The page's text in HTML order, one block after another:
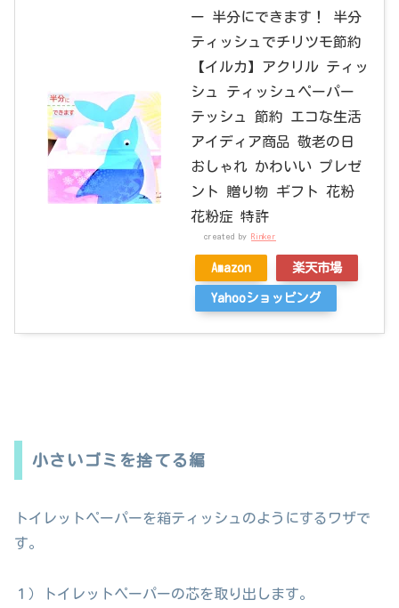
ー 半分にできます！ 半分
ティッシュでチリツモ節約
【イルカ】アクリル ティッ
シュ ティッシュペーパー
テッシュ 節約 エコな生活
アイディア商品 敬老の日
おしゃれ かわいい プレゼ
ント 贈り物 ギフト 花粉
花粉症 特許
created by Rinker
Amazon 楽天市場
Yahooショッピング
小さいゴミを捨てる編
トイレットペーパーを箱ティッシュのようにするワザで
す。
１）トイレットペーパーの芯を取り出します。